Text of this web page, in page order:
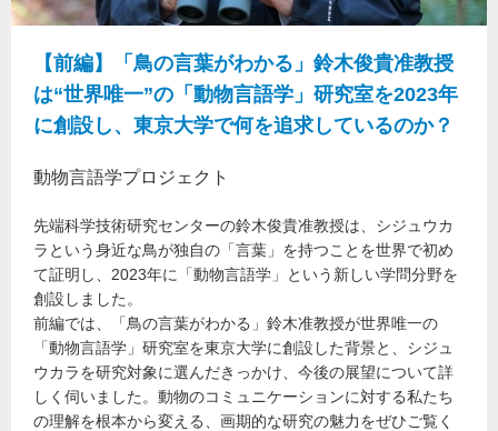
【前編】「鳥の言葉がわかる」鈴木俊貴准教授
は“世界唯一”の「動物言語学」研究室を2023年
に創設し、東京大学で何を追求しているのか？
動物言語学プロジェクト
先端科学技術研究センターの鈴木俊貴准教授は、シジュウカ
ラという身近な鳥が独自の「言葉」を持つことを世界で初め
て証明し、2023年に「動物言語学」という新しい学問分野を
創設しました。
前編では、「鳥の言葉がわかる」鈴木准教授が世界唯一の
「動物言語学」研究室を東京大学に創設した背景と、シジュ
ウカラを研究対象に選んだきっかけ、今後の展望について詳
しく伺いました。動物のコミュニケーションに対する私たち
の理解を根本から変える、画期的な研究の魅力をぜひご覧く